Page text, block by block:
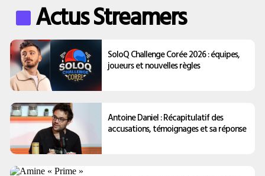
Actus Streamers
SoloQ Challenge Corée 2026 : équipes,
joueurs et nouvelles règles
Antoine Daniel : Récapitulatif des
accusations, témoignages et sa réponse